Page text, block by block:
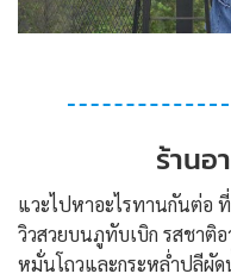
ร้านอ
แวะไปหาอะไรทานกันต่อ ที่
วิวสวยบนภูทับเบิก รสชาติ
หมั่นโถวและกระหล่ำปลีผัด